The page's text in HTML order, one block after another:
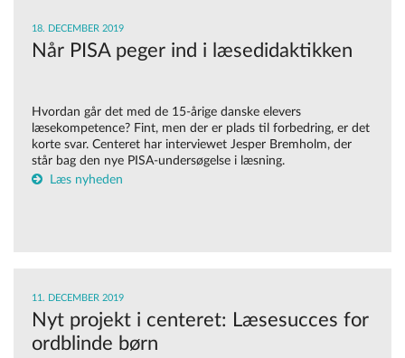
18. DECEMBER 2019
Når PISA peger ind i læsedidaktikken
Hvordan går det med de 15-årige danske elevers
læsekompetence? Fint, men der er plads til forbedring, er det
korte svar. Centeret har interviewet Jesper Bremholm, der
står bag den nye PISA-undersøgelse i læsning.
Læs nyheden
11. DECEMBER 2019
Nyt projekt i centeret: Læsesucces for
ordblinde børn